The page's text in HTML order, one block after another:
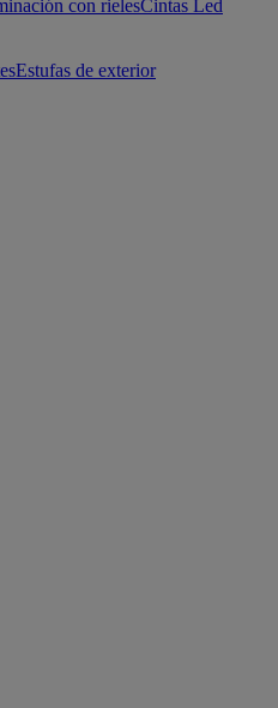
con rielesCintas Led
Estufas de exterior